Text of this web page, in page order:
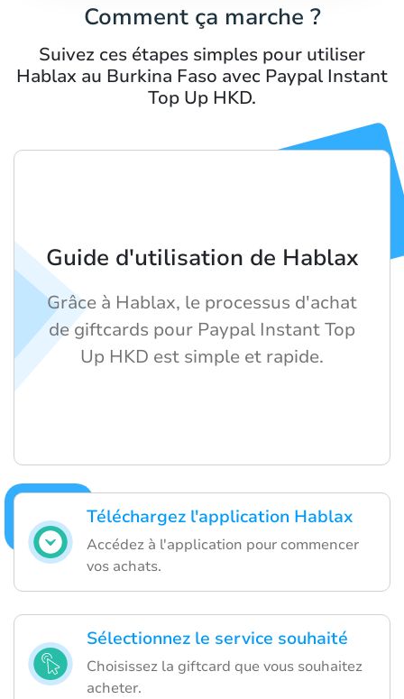
Comment ça marche ?
Suivez ces étapes simples pour utiliser
Hablax au Burkina Faso avec Paypal Instant
Top Up HKD.
Téléchargez l'application Hablax
Accédez à l'application pour commencer
vos achats.
Sélectionnez le service souhaité
Choisissez la giftcard que vous souhaitez
acheter.
Guide d'utilisation de Hablax
Grâce à Hablax, le processus d'achat
de giftcards pour Paypal Instant Top
Up HKD est simple et rapide.